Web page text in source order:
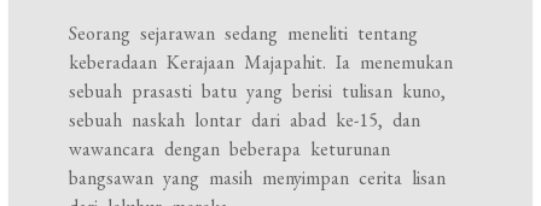
Seorang sejarawan sedang meneliti tentang
keberadaan Kerajaan Majapahit. Ia menemukan
sebuah prasasti batu yang berisi tulisan kuno,
sebuah naskah lontar dari abad ke-15, dan
wawancara dengan beberapa keturunan
bangsawan yang masih menyimpan cerita lisan